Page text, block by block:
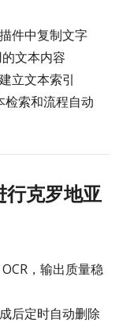
件中复制文字
文本内容
立文本索引
检索和流程自动
行克罗地亚
，输出质量稳
后定时自动删除